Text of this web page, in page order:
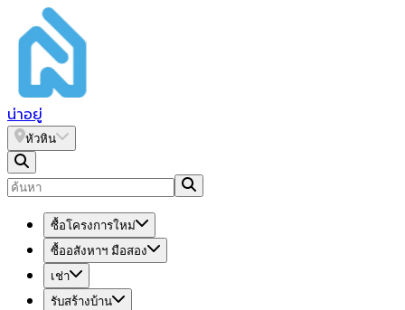
น่าอยู่
หัวหิน
ซื้อโครงการใหม่
ซื้ออสังหาฯ มือสอง
เช่า
รับสร้างบ้าน